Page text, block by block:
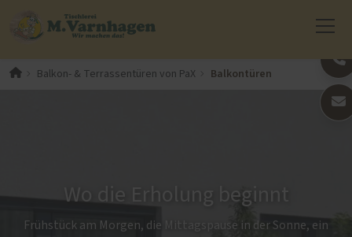
Balkon- & Terrassentüren von PaX Balkontüren
Wo die Erholung beginnt
Frühstück am Morgen, die Mittagspause in der Sonne, ein